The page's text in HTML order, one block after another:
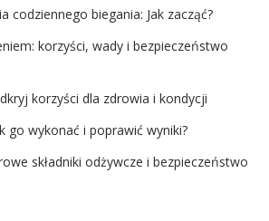
codziennego biegania: Jak zacząć?
korzyści, wady i bezpieczeństwo
korzyści dla zdrowia i kondycji
go wykonać i poprawić wyniki?
składniki odżywcze i bezpieczeństwo